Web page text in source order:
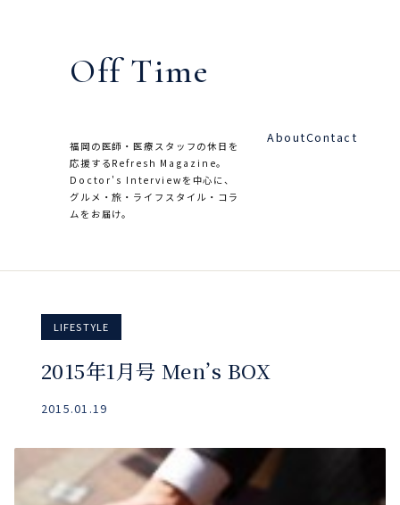
Off Time
福岡の医師・医療スタッフの休日を
応援するRefresh Magazine。
Doctor's Interviewを中心に、
グルメ・旅・ライフスタイル・コラ
ムをお届け。
AboutContact
LIFESTYLE
2015年1月号 Men’s BOX
2015.01.19